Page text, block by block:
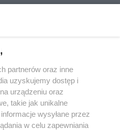
nie może być powielany i
w jakikolwiek sposób (w
na jakimkolwiek polu
włącznie z umieszczaniem w
praw. Jakiekolwiek użycie lub
w części z naruszeniem prawa,
pod groźbą kary i może być
partnerów oraz inne
uzyskujemy dostęp i
urządzeniu oraz
takie jak unikalne
wysyłane przez
w celu zapewniania